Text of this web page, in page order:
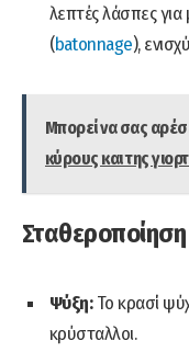
λεπτές λάσπες για
(batonnage),
Μπορεί να σας
κύρους και της
Ψύξη:Το κρασί
κρύσταλλοι.